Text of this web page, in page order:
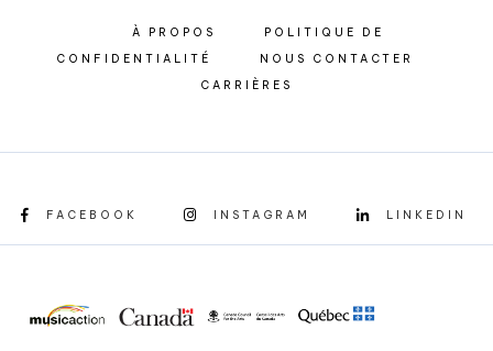
À PROPOS
POLITIQUE DE
CONFIDENTIALITÉ
NOUS CONTACTER
CARRIÈRES
FACEBOOK INSTAGRAM LINKEDIN